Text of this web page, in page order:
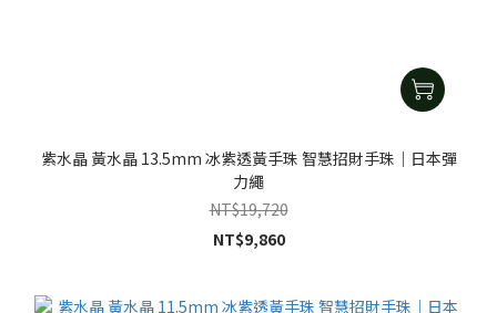
紫水晶 黃水晶 13.5mm 冰紫透黃手珠 智慧招財手珠｜日本彈
力繩
NT$19,720
NT$9,860